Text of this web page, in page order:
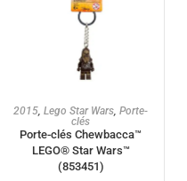
AJOUTER AU PANIER
2015, Lego Star Wars, Porte-
clés
Porte-clés Chewbacca™
LEGO® Star Wars™
(853451)